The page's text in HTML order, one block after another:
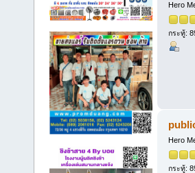
Hero
กระทู้:
Hero
กระทู้: